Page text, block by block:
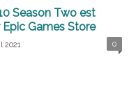
Season Two est
Games Store
2021 0